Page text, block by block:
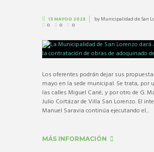
13 MAYOO 2025 byMunicipalidad de San
0 0 0
Los oferentes podrán dejar sus
mayo en la sede municipal. Se trata, por
las calles Miguel Cané, y por otro de G.
Julio Cortázar de Villa San Lorenzo. El
Manuel Saravia continúa ejecutando el...
MÁS INFORMACIÓN